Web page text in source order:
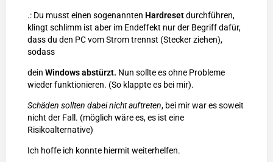
.: Du musst einen sogenannten Hardresetdurchführen,
klingt schlimm ist aber im Endeffekt nur der Begriff dafür,
dass du den PC vom Strom trennst (Stecker ziehen),
sodass
dein Windows abstürzt. Nun sollte es ohne Probleme
wieder funktionieren. (So klappte es bei mir).
Schäden sollten dabei nicht auftreten, bei mir war es soweit
nicht der Fall. (möglich wäre es, es ist eine
Risikoalternative)
Ich hoffe ich konnte hiermit weiterhelfen.